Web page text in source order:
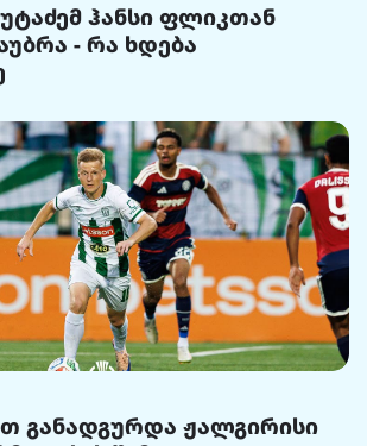
ჰანსი ფლიკთან
- რა ხდება
განადგურდა ჟალგირისი